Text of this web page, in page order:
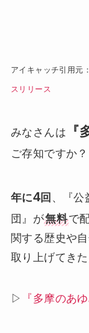
アイキャッチ引用元：
スリリース
みなさんは 『
ご存知ですか？
年に4回 、『公
団』が無料で
関する歴史や
取り上げてきた
▷ 『多摩のあ